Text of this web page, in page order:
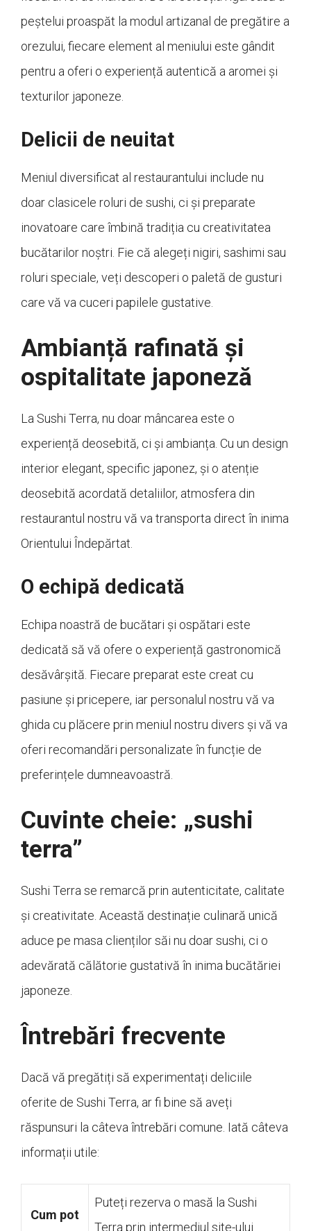
peștelui proaspăt la modul artizanal de pregătire a
orezului, fiecare element al meniului este gândit
pentru a oferi o experiență autentică a aromei și
texturilor japoneze.
Delicii de neuitat
Meniul diversificat al restaurantului include nu
doar clasicele roluri de sushi, ci și preparate
inovatoare care îmbină tradiția cu creativitatea
bucătarilor noștri. Fie că alegeți nigiri, sashimi sau
roluri speciale, veți descoperi o paletă de gusturi
care vă va cuceri papilele gustative.
Ambianță rafinată și
ospitalitate japoneză
La Sushi Terra, nu doar mâncarea este o
experiență deosebită, ci și ambianța. Cu un design
interior elegant, specific japonez, și o atenție
deosebită acordată detaliilor, atmosfera din
restaurantul nostru vă va transporta direct în inima
Orientului Îndepărtat.
O echipă dedicată
Echipa noastră de bucătari și ospătari este
dedicată să vă ofere o experiență gastronomică
desăvârșită. Fiecare preparat este creat cu
pasiune și pricepere, iar personalul nostru vă va
ghida cu plăcere prin meniul nostru divers și vă va
oferi recomandări personalizate în funcție de
preferințele dumneavoastră.
Cuvinte cheie: „sushi
terra”
Sushi Terra se remarcă prin autenticitate, calitate
și creativitate. Această destinație culinară unică
aduce pe masa clienților săi nu doar sushi, ci o
adevărată călătorie gustativă în inima bucătăriei
japoneze.
Întrebări frecvente
Dacă vă pregătiți să experimentați deliciile
oferite de Sushi Terra, ar fi bine să aveți
răspunsuri la câteva întrebări comune. Iată câteva
informații utile:
Cum pot
Puteți rezerva o masă la Sushi
Terra prin intermediul site-ului